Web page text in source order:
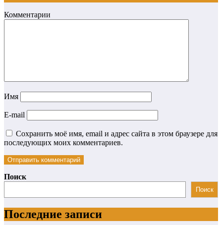
Комментарии
Имя
E-mail
Сохранить моё имя, email и адрес сайта в этом браузере для
последующих моих комментариев.
Поиск
Поиск
Последние записи